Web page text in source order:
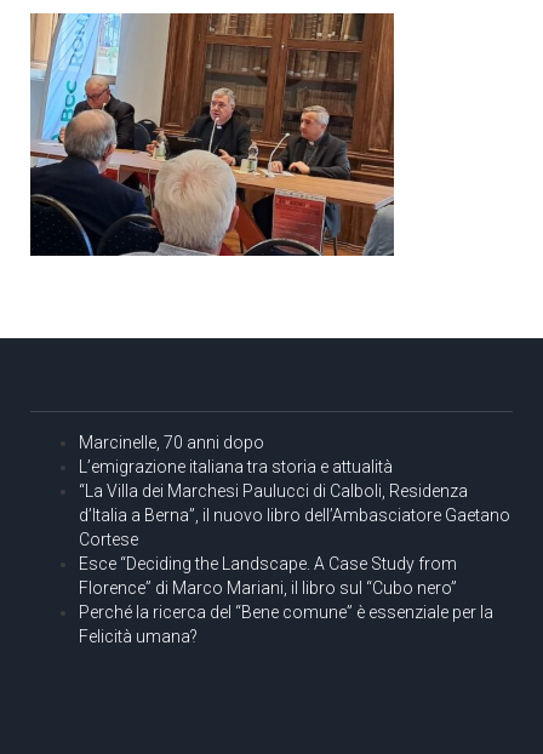
Marcinelle, 70 anni dopo
L’emigrazione italiana tra storia e attualità
“La Villa dei Marchesi Paulucci di Calboli, Residenza
d’Italia a Berna”, il nuovo libro dell’Ambasciatore Gaetano
Cortese
Esce “Deciding the Landscape. A Case Study from
Florence” di Marco Mariani, il libro sul “Cubo nero”
Perché la ricerca del “Bene comune” è essenziale per la
Felicità umana?